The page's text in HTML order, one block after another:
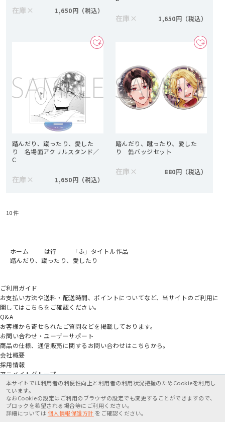
在庫 × 1,650円
在庫 × 1,650円
踏んだり、蹴ったり、愛した
り 名場面アクリルスタンド／
C
在庫 × 1,650円
踏んだり、蹴ったり、愛した
り 缶バッジセット
在庫 × 880円
10件
ホーム は行
「ふ」タイトル作品
踏んだり、蹴ったり、愛したり
ご利用ガイド
お支払い方法や送料・配送時間、ポイントについてなど、当サイトのご利用に
関してはこちらをご確認ください。
Q&A
お客様から寄せられたご質問などを掲載しております。
お問い合わせ・ユーザーサポート
商品の仕様、通信販売に関するお問い合わせはこちらから。
会社概要
採用情報
アニメイトグループ
本サイトでは利用者の利便性向上と利用者の利用状況把握のためCookieを利用し
ています。
なおCookieの設定はご利用のブラウザの設定でも変更することができますので、
ブロックを希望される場合等にご利用ください。
詳細については 個人情報保護方針 をご確認ください。